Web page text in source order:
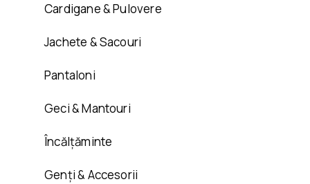
Cardigane & Pulovere
Jachete & Sacouri
Pantaloni
Geci & Mantouri
Încălțăminte
Genți & Accesorii